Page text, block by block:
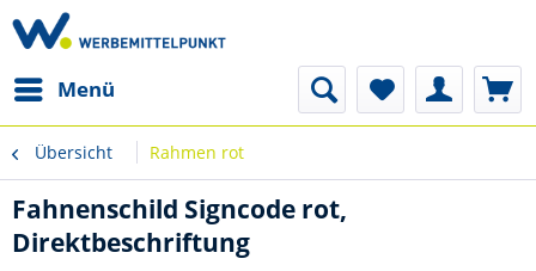
Menü
Übersicht Rahmen rot
Fahnenschild Signcode rot,
Direktbeschriftung